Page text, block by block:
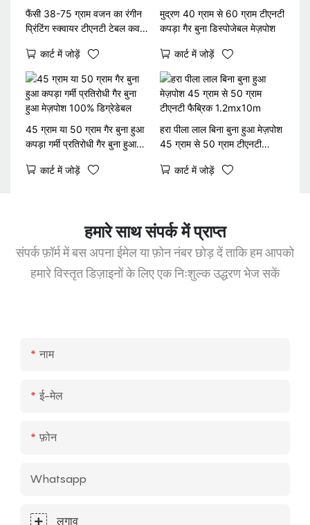
फैंसी 38-75 ग्राम वजन का रंगीन
प्रिंटिंग स्क्वायर टीएनटी टेबल कवर
कार्ट में जोड़ें
मुद्रण 40 ग्राम से 60 ग्राम टीएनटी
कपड़ा गैर बुना डिस्पोजेबल मेज़पोश
कार्ट में जोड़ें
45 ग्राम या 50 ग्राम गैर बुना हुआ
कपड़ा गर्मी प्रतिरोधी गैर बुना हुआ
कार्ट में जोड़ें
हरा पीला लाल बिना बुना हुआ मेज़पोश
45 ग्राम से 50 ग्राम टीएनटी
कार्ट में जोड़ें
हमारे साथ संपर्क में प्राप्त
संपर्क फ़ॉर्म में बस अपना ईमेल या फ़ोन नंबर छोड़ दें ताकि हम आपको
हमारे विस्तृत डिज़ाइनों के लिए एक निःशुल्क उद्धरण भेज सकें
नाम
ई-मेल
फ़ोन
Whatsapp
लगाव